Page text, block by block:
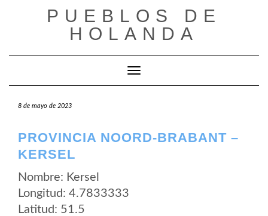
PUEBLOS DE
HOLANDA
Cambiar modo de navegación
8 de mayo de 2023
PROVINCIA NOORD-BRABANT –
KERSEL
Nombre: Kersel
Longitud: 4.7833333
Latitud: 51.5